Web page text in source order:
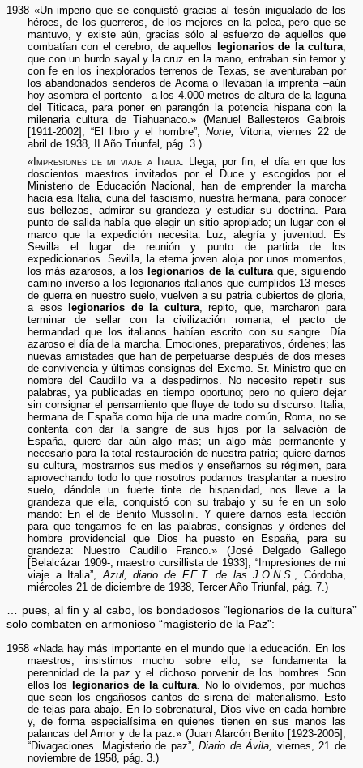
1938 «Un imperio que se conquistó gracias al tesón inigualado de los
héroes, de los guerreros, de los mejores en la pelea, pero que se
mantuvo, y existe aún, gracias sólo al esfuerzo de aquellos que
combatían con el cerebro, de aquellos
legionarios de la cultura,
que con un burdo sayal y la cruz en la mano, entraban sin temor y
con fe en los inexplorados terrenos de Texas, se aventuraban por
los abandonados senderos de Acoma o llevaban la imprenta –aún
hoy asombra el portento– a los 4.000 metros de altura de la laguna
del Titicaca, para poner en parangón la potencia hispana con la
milenaria cultura de Tiahuanaco.» (Manuel Ballesteros Gaibrois
[1911-2002], “El libro y el hombre”, Norte, Vitoria, viernes 22 de
abril de 1938, II Año Triunfal, pág. 3.)
«Impresiones de mi viaje a Italia.
Llega, por fin, el día en que los
doscientos maestros invitados por el Duce y escogidos por el
Ministerio de Educación Nacional, han de emprender la marcha
hacia esa Italia, cuna del fascismo, nuestra hermana, para conocer
sus bellezas, admirar su grandeza y estudiar su doctrina. Para
punto de salida había que elegir un sitio apropiado; un lugar con el
marco que la expedición necesita: Luz, alegría y juventud. Es
Sevilla el lugar de reunión y punto de partida de los
expedicionarios. Sevilla, la eterna joven aloja por unos momentos,
los más azarosos, a loslegionarios de la culturaque, siguiendo
camino inverso a los legionarios italianos que cumplidos 13 meses
de guerra en nuestro suelo, vuelven a su patria cubiertos de gloria,
a esoslegionarios de la cultura, repito, que, marcharon para
terminar de sellar con la civilización romana, el pacto de
hermandad que los italianos habían escrito con su sangre. Día
azaroso el día de la marcha. Emociones, preparativos, órdenes; las
nuevas amistades que han de perpetuarse después de dos meses
de convivencia y últimas consignas del Excmo. Sr. Ministro que en
nombre del Caudillo va a despedirnos. No necesito repetir sus
palabras, ya publicadas en tiempo oportuno; pero no quiero dejar
sin consignar el pensamiento que fluye de todo su discurso: Italia,
hermana de España como hija de una madre común, Roma, no se
contenta con dar la sangre de sus hijos por la salvación de
España, quiere dar aún algo más; un algo más permanente y
necesario para la total restauración de nuestra patria; quiere darnos
su cultura, mostrarnos sus medios y enseñarnos su régimen, para
aprovechando todo lo que nosotros podamos trasplantar a nuestro
suelo, dándole un fuerte tinte de hispanidad, nos lleve a la
grandeza que ella, conquistó con su trabajo y su fe en un solo
mando: En el de Benito Mussolini. Y quiere darnos esta lección
para que tengamos fe en las palabras, consignas y órdenes del
hombre providencial que Dios ha puesto en España, para su
grandeza: Nuestro Caudillo Franco.» (José Delgado Gallego
[Belalcázar 1909-; maestro cursillista de 1933], “Impresiones de mi
viaje a Italia”, Azul, diario de F.E.T. de las J.O.N.S.
, Córdoba,
miércoles 21 de diciembre de 1938, Tercer Año Triunfal, pág. 7.)
… pues, al fin y al cabo, los bondadosos “legionarios de la cultura”
solo combaten en armonioso “magisterio de la Paz”:
1958 «Nada hay más importante en el mundo que la educación. En los
maestros, insistimos mucho sobre ello, se fundamenta la
perennidad de la paz y el dichoso porvenir de los hombres. Son
ellos los legionarios de la cultura . No lo olvidemos, por muchos
que sean los engañosos cantos de sirena del materialismo. Esto
de tejas para abajo. En lo sobrenatural, Dios vive en cada hombre
y, de forma especialísima en quienes tienen en sus manos las
palancas del Amor y de la paz.» (Juan Alarcón Benito [1923-2005],
“Divagaciones. Magisterio de paz”,Diario de Ávila,
viernes, 21 de
noviembre de 1958, pág. 3.)